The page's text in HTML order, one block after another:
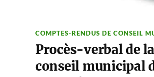
COMPTES-RENDUS DE CONSEIL
Procès-verbal de
conseil municipal